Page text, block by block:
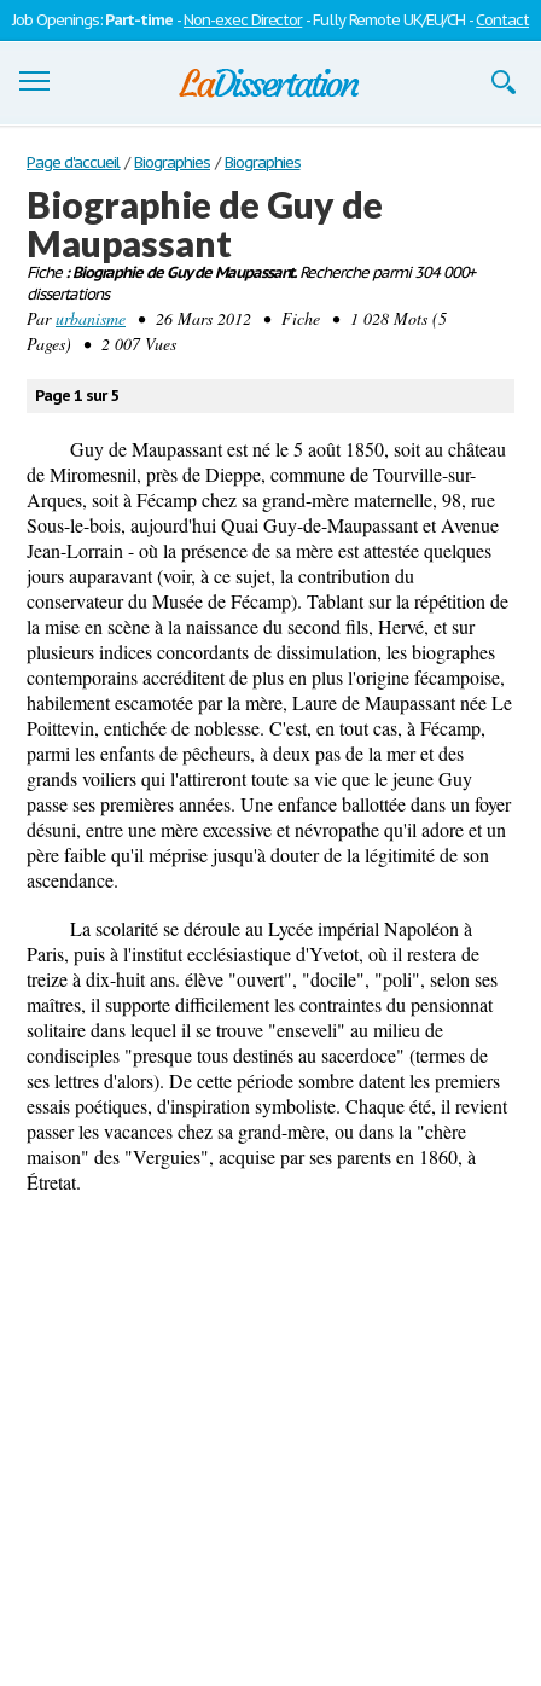
Job Openings:Part-time -Non-exec Director- Fully Remote UK/EU/CH -Contact
Dissertations
S'inscrire
Se connecter
Contactez-nous
Page d'accueil / Biographies / Biographies
Biographie de Guy de
Maupassant
Fiche: Biographie de Guy de Maupassant.Recherche parmi 304 000+
dissertations
Parurbanisme • 26 Mars 2012 • Fiche • 1 028 Mots (5
Pages) • 2 007 Vues
Page 1 sur 5
Guy de Maupassant est né le 5 août 1850, soit au château
de Miromesnil, près de Dieppe, commune de Tourville-sur-
Arques, soit à Fécamp chez sa grand-mère maternelle, 98, rue
Sous-le-bois, aujourd'hui Quai Guy-de-Maupassant et Avenue
Jean-Lorrain - où la présence de sa mère est attestée quelques
jours auparavant (voir, à ce sujet, la contribution du
conservateur du Musée de Fécamp). Tablant sur la répétition de
la mise en scène à la naissance du second fils, Hervé, et sur
plusieurs indices concordants de dissimulation, les biographes
contemporains accréditent de plus en plus l'origine fécampoise,
habilement escamotée par la mère, Laure de Maupassant née Le
Poittevin, entichée de noblesse. C'est, en tout cas, à Fécamp,
parmi les enfants de pêcheurs, à deux pas de la mer et des
grands voiliers qui l'attireront toute sa vie que le jeune Guy
passe ses premières années. Une enfance ballottée dans un foyer
désuni, entre une mère excessive et névropathe qu'il adore et un
père faible qu'il méprise jusqu'à douter de la légitimité de son
ascendance.
La scolarité se déroule au Lycée impérial Napoléon à
Paris, puis à l'institut ecclésiastique d'Yvetot, où il restera de
treize à dix-huit ans. élève "ouvert", "docile", "poli", selon ses
maîtres, il supporte difficilement les contraintes du pensionnat
solitaire dans lequel il se trouve "enseveli" au milieu de
condisciples "presque tous destinés au sacerdoce" (termes de
ses lettres d'alors). De cette période sombre datent les premiers
essais poétiques, d'inspiration symboliste. Chaque été, il revient
passer les vacances chez sa grand-mère, ou dans la "chère
maison" des "Verguies", acquise par ses parents en 1860, à
Étretat.